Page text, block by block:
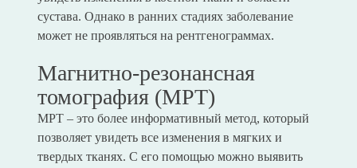
сустава. Однако в ранних стадиях заболевание
может не проявляться на рентгенограммах.
Магнитно-резонансная
томография (МРТ)
МРТ – это более информативный метод, который
позволяет увидеть все изменения в мягких и
твердых тканях. С его помощью можно выявить